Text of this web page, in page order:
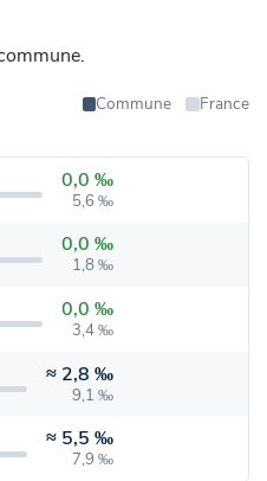
Commune
France
0,0 ‰
5,6 ‰
0,0 ‰
1,8 ‰
0,0 ‰
3,4 ‰
≈ 2,8 ‰
9,1 ‰
≈ 5,5 ‰
7,9 ‰